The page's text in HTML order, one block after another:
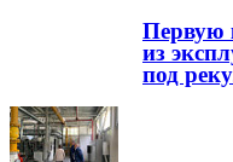
Первую
из
под